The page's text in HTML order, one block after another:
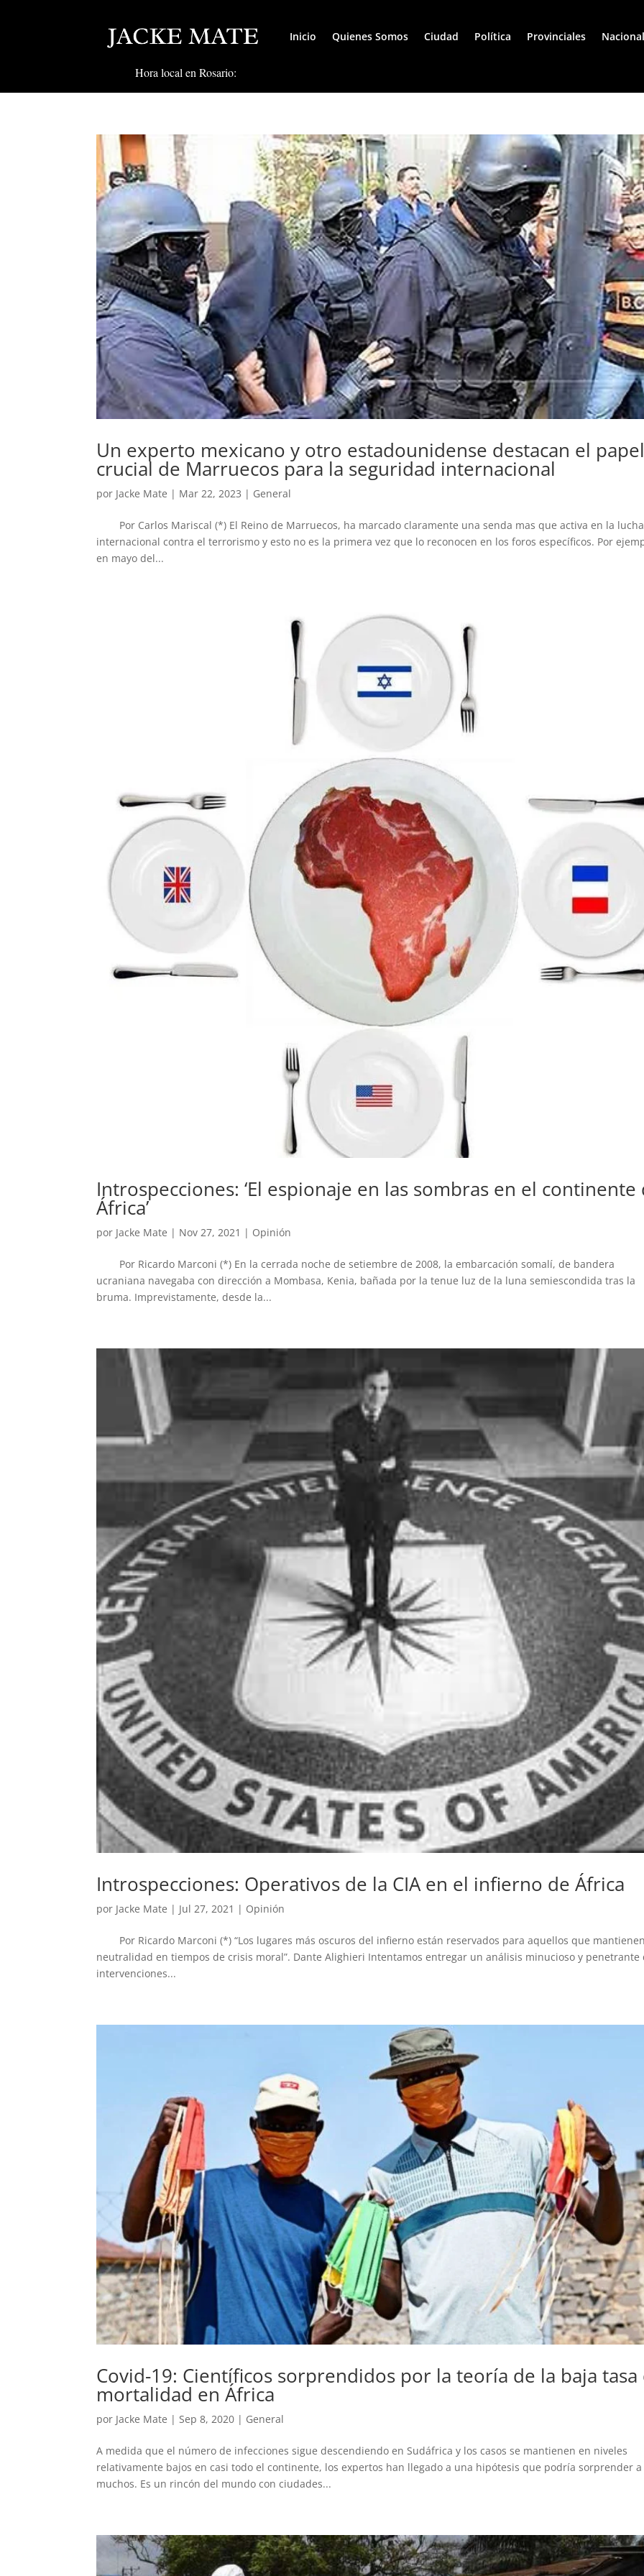
Inicio Quienes Somos Ciudad Política Provinciales
Hora local en Rosario:
Un experto mexicano y otro estadounidense destacan el
crucial de Marruecos para la seguridad internacional
por Jacke Mate | Mar 22, 2023 | General
Por Carlos Mariscal (*) El Reino de Marruecos, ha marcado claramente una senda mas que activa en la lucha
internacional contra el terrorismo y esto no es la primera vez que lo reconocen en los foros específicos. Por
en mayo del...
Introspecciones: ‘El espionaje en las sombras en el continente
África’
por Jacke Mate | Nov 27, 2021 | Opinión
Por Ricardo Marconi (*) En la cerrada noche de setiembre de 2008, la embarcación somalí, de bandera
ucraniana navegaba con dirección a Mombasa, Kenia, bañada por la tenue luz de la luna semiescondida tras la
bruma. Imprevistamente, desde la...
Introspecciones: Operativos de la CIA en el infierno de África
por Jacke Mate | Jul 27, 2021 | Opinión
Por Ricardo Marconi (*) “Los lugares más oscuros del infierno están reservados para aquellos que
neutralidad en tiempos de crisis moral”. Dante Alighieri Intentamos entregar un análisis minucioso y penetrante
intervenciones...
Covid-19: Científicos sorprendidos por la teoría de la baja tasa
mortalidad en África
por Jacke Mate |Sep 8, 2020 | General
A medida que el número de infecciones sigue descendiendo en Sudáfrica y los casos se mantienen en niveles
relativamente bajos en casi todo el continente, los expertos han llegado a una hipótesis que podría sorprender a
muchos. Es un rincón del mundo con ciudades...